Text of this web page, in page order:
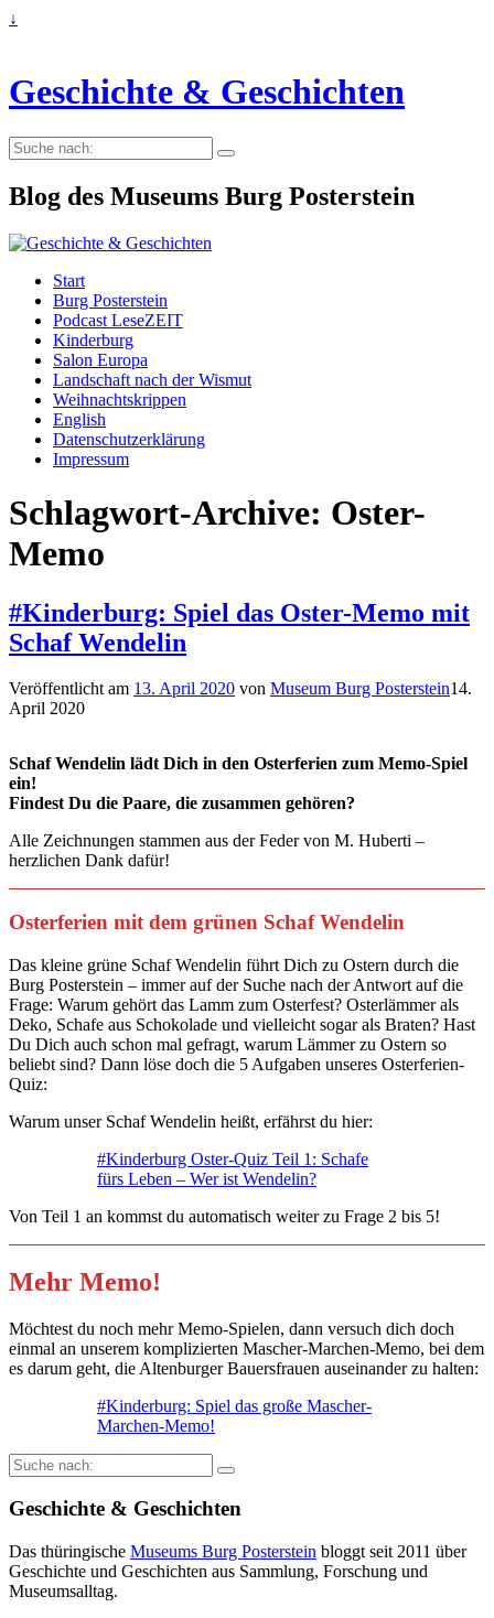
↓
Geschichte & Geschichten
Suche
nach:
Blog des Museums Burg Posterstein
Start
Burg Posterstein
Podcast LeseZEIT
Kinderburg
Salon Europa
Landschaft nach der Wismut
Weihnachtskrippen
English
Datenschutzerklärung
Impressum
Schlagwort-Archive: Oster-
Memo
#Kinderburg: Spiel das Oster-Memo mit
Schaf Wendelin
Veröffentlicht am 13. April 2020 von Museum Burg Posterstein14.
April 2020
Schaf Wendelin lädt Dich in den Osterferien zum Memo-Spiel
ein!
Findest Du die Paare, die zusammen gehören?
Alle Zeichnungen stammen aus der Feder von M. Huberti –
herzlichen Dank dafür!
Osterferien mit dem grünen Schaf Wendelin
Das kleine grüne Schaf Wendelin führt Dich zu Ostern durch die
Burg Posterstein – immer auf der Suche nach der Antwort auf die
Frage: Warum gehört das Lamm zum Osterfest? Osterlämmer als
Deko, Schafe aus Schokolade und vielleicht sogar als Braten? Hast
Du Dich auch schon mal gefragt, warum Lämmer zu Ostern so
beliebt sind? Dann löse doch die 5 Aufgaben unseres Osterferien-
Quiz:
Warum unser Schaf Wendelin heißt, erfährst du hier:
#Kinderburg Oster-Quiz Teil 1: Schafe
fürs Leben – Wer ist Wendelin?
Von Teil 1 an kommst du automatisch weiter zu Frage 2 bis 5!
Mehr Memo!
Möchtest du noch mehr Memo-Spielen, dann versuch dich doch
einmal an unserem komplizierten Mascher-Marchen-Memo, bei dem
es darum geht, die Altenburger Bauersfrauen auseinander zu halten:
#Kinderburg: Spiel das große Mascher-
Marchen-Memo!
Suche
nach:
Geschichte & Geschichten
Das thüringische Museums Burg Posterstein bloggt seit 2011 über
Geschichte und Geschichten aus Sammlung, Forschung und
Museumsalltag.